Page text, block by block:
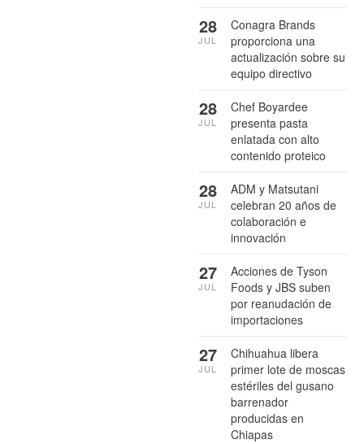
Conagra Brands
proporciona una
actualización sobre su
equipo directivo
28
JUL
Chef Boyardee
presenta pasta
enlatada con alto
contenido proteico
28
JUL
ADM y Matsutani
celebran 20 años de
colaboración e
innovación
28
JUL
Acciones de Tyson
Foods y JBS suben
por reanudación de
importaciones
27
JUL
Chihuahua libera
primer lote de moscas
estériles del gusano
barrenador
producidas en
Chiapas
27
JUL